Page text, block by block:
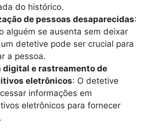
do histórico.
de pessoas desaparecidas:
alguém se ausenta sem deixar
detetive pode ser crucial para
a pessoa.
digital e rastreamento de
eletrônicos: O detetive
informações em
eletrônicos para fornecer